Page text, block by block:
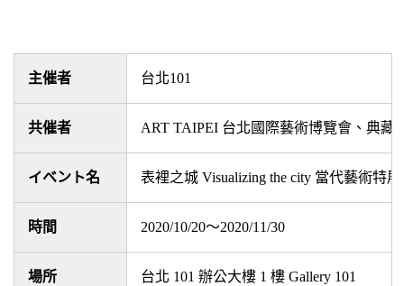
主催者 台北101
共催者 ART TAIPEI 台北國際藝術博覽會、典藏
イベント名 表裡之城 Visualizing the city 當代藝術特展
時間 2020/10/20～2020/11/30
場所 台北 101 辦公大樓 1 樓 Gallery 101